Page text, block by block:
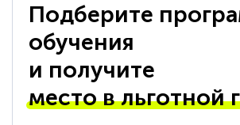
Подберите
обучения
и получите
место в льготной